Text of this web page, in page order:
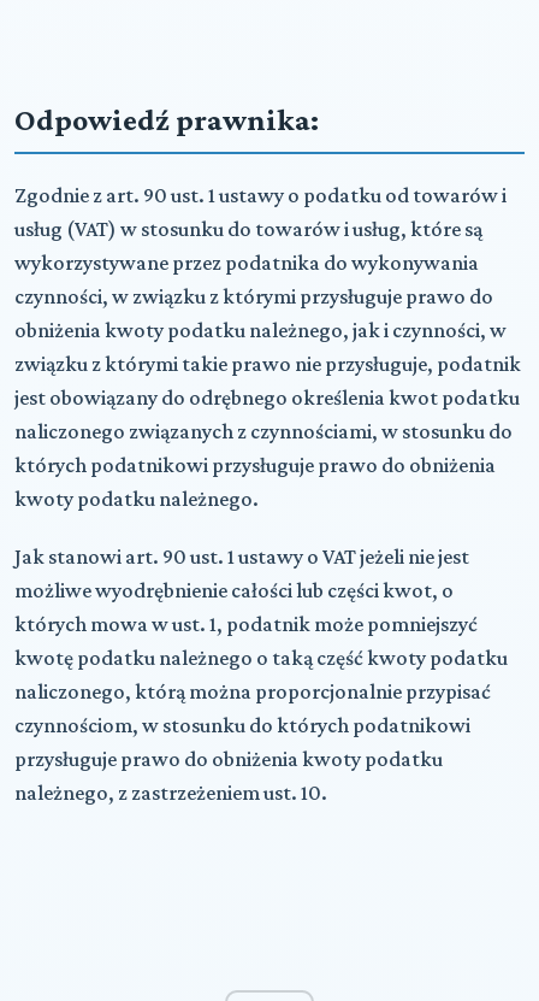
Odpowiedź prawnika:
Zgodnie z art. 90 ust. 1 ustawy o podatku od towarów i
usług (VAT) w stosunku do towarów i usług, które są
wykorzystywane przez podatnika do wykonywania
czynności, w związku z którymi przysługuje prawo do
obniżenia kwoty podatku należnego, jak i czynności, w
związku z którymi takie prawo nie przysługuje, podatnik
jest obowiązany do odrębnego określenia kwot podatku
naliczonego związanych z czynnościami, w stosunku do
których podatnikowi przysługuje prawo do obniżenia
kwoty podatku należnego.
Jak stanowi art. 90 ust. 1 ustawy o VAT jeżeli nie jest
możliwe wyodrębnienie całości lub części kwot, o
których mowa w ust. 1, podatnik może pomniejszyć
kwotę podatku należnego o taką część kwoty podatku
naliczonego, którą można proporcjonalnie przypisać
czynnościom, w stosunku do których podatnikowi
przysługuje prawo do obniżenia kwoty podatku
należnego, z zastrzeżeniem ust. 10.